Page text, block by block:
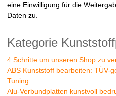
eine Einwilligung für die
Daten zu.
Kategorie
4 Schritte um unseren Shop zu
ABS Kunststoff bearbeiten: TÜV-
Tuning
Alu-Verbundplatten kunstvoll